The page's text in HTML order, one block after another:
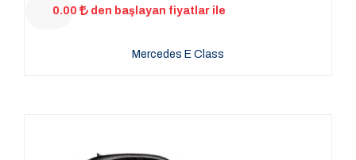
0.00 den başlayan fiyatlar ile
Mercedes E Class